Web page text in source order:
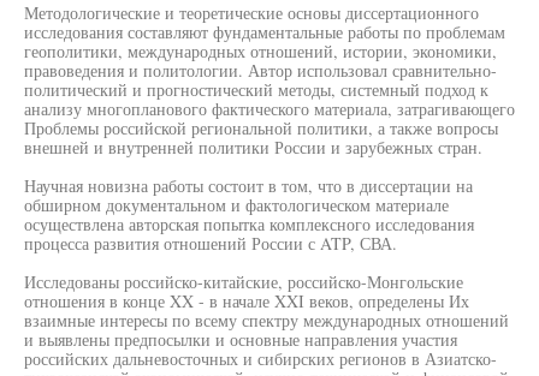
Методологические и теоретические основы диссертационного
исследования составляют фундаментальные работы по проблемам
геополитики, международных отношений, истории, экономики,
правоведения и политологии. Автор использовал сравнительно-
политический и прогностический методы, системный подход к
анализу многопланового фактического материала, затрагивающего
Проблемы российской региональной политики, а также вопросы
внешней и внутренней политики России и зарубежных стран.
Научная новизна работы состоит в том, что в диссертации на
обширном документальном и фактологическом материале
осуществлена авторская попытка комплексного исследования
процесса развития отношений России с ATP, СВА.
Исследованы российско-китайские, российско-Монгольские
отношения в конце XX - в начале XXI веков, определены Их
взаимные интересы по всему спектру международных отношений
и выявлены предпосылки и основные направления участия
российских дальневосточных и сибирских регионов в Азиатско-